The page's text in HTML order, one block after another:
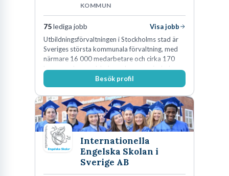
KOMMUN
75lediga jobb
Visa jobb
Utbildningsförvaltningen i Stockholms stad är
Sveriges största kommunala förvaltning, med
närmare 16 000 medarbetare och cirka 170
kommunala grundskolor och gymnasieskolor
Besök profil
Internationella
Engelska Skolan i
Sverige AB